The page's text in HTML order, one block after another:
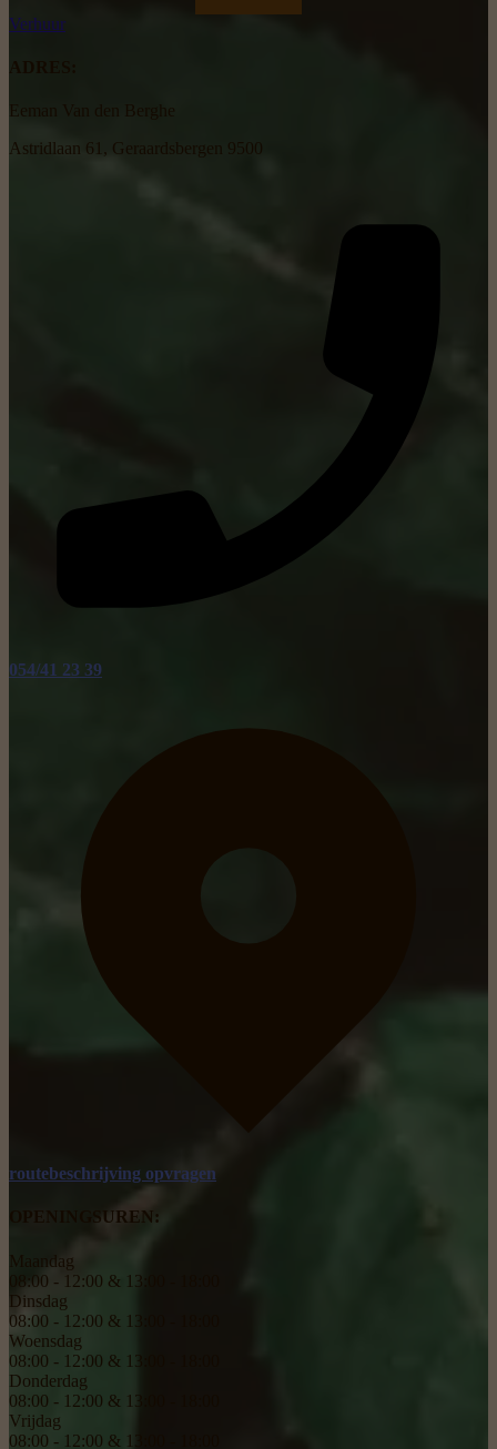
Verhuur
Astridlaan 61, Geraardsbergen 9500
054/41 23 39
routebeschrijving opvragen
OPENINGSUREN:
Maandag
08:00 - 12:00 & 13:00 - 18:00
Dinsdag
08:00 - 12:00 & 13:00 - 18:00
Woensdag
08:00 - 12:00 & 13:00 - 18:00
Donderdag
08:00 - 12:00 & 13:00 - 18:00
Vrijdag
08:00 - 12:00 & 13:00 - 18:00